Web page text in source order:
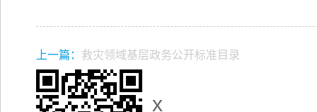
x
上一篇： 救灾领域基层政务公开标准目录